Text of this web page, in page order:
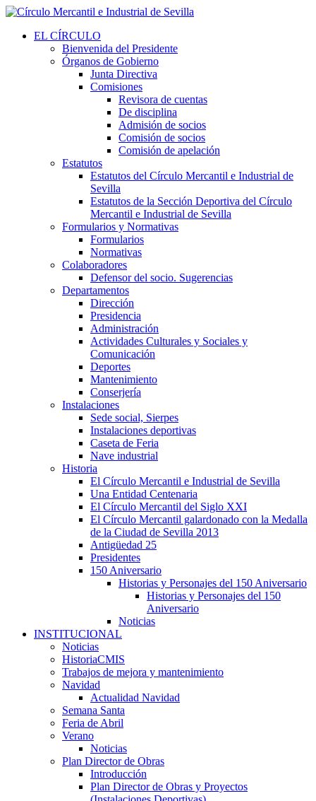
EL CÍRCULO
Bienvenida del Presidente
Órganos de Gobierno
Junta Directiva
Comisiones
Revisora de cuentas
De disciplina
Admisión de socios
Comisión de socios
Comisión de apelación
Estatutos
Estatutos del Círculo Mercantil e Industrial de
Sevilla
Estatutos de la Sección Deportiva del Círculo
Mercantil e Industrial de Sevilla
Formularios y Normativas
Formularios
Normativas
Colaboradores
Defensor del socio. Sugerencias
Departamentos
Dirección
Presidencia
Administración
Actividades Culturales y Sociales y
Comunicación
Deportes
Mantenimiento
Conserjería
Instalaciones
Sede social, Sierpes
Instalaciones deportivas
Caseta de Feria
Nave industrial
Historia
El Círculo Mercantil e Industrial de Sevilla
Una Entidad Centenaria
El Círculo Mercantil del Siglo XXI
El Círculo Mercantil galardonado con la Medalla
de la Ciudad de Sevilla 2013
Antigüedad 25
Presidentes
150 Aniversario
Historias y Personajes del 150 Aniversario
Historias y Personajes del 150
Aniversario
Noticias
INSTITUCIONAL
Noticias
HistoriaCMIS
Trabajos de mejora y mantenimiento
Navidad
Actualidad Navidad
Semana Santa
Feria de Abril
Verano
Noticias
Plan Director de Obras
Introducción
Plan Director de Obras y Proyectos